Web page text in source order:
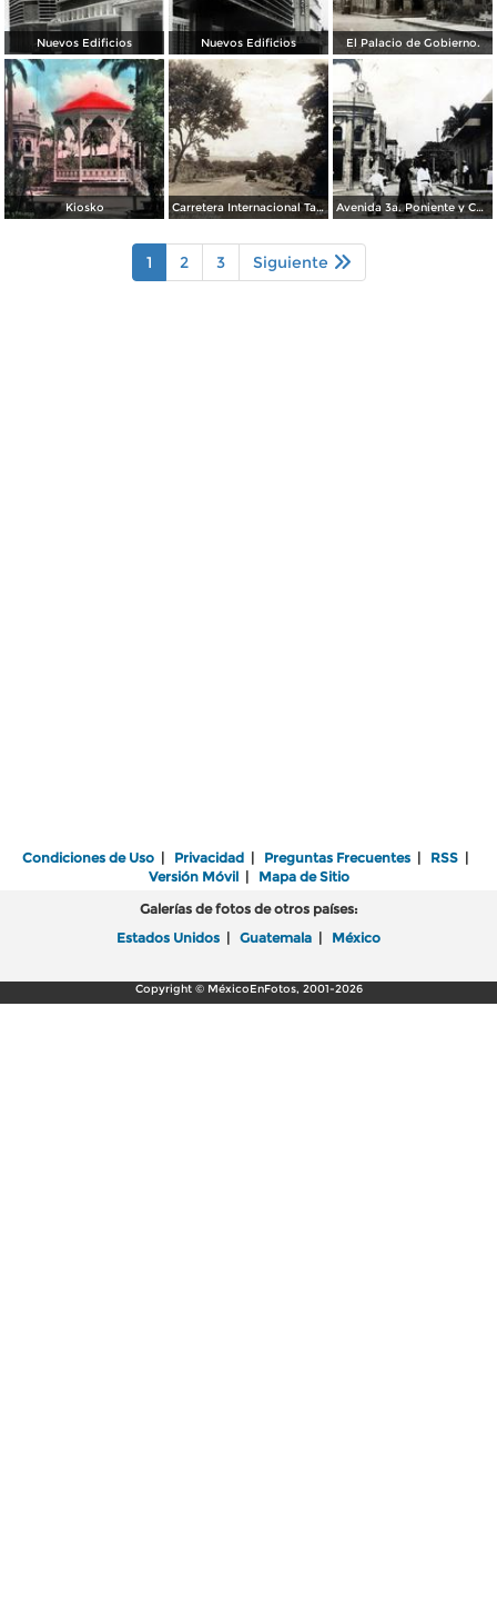
Nuevos Edificios Nuevos Edificios El Palacio de Gobierno.
Kiosko Carretera Internacional Tapachula-Talisman Avenida 3a. Poniente y Calle 6a. Norte ()
1 2 3 Siguiente
Condiciones de Uso | Privacidad | Preguntas Frecuentes | RSS |
Versión Móvil| Mapa de Sitio
Galerías de fotos de otros países:
Estados Unidos | Guatemala | México
Copyright © MéxicoEnFotos, 2001-2026